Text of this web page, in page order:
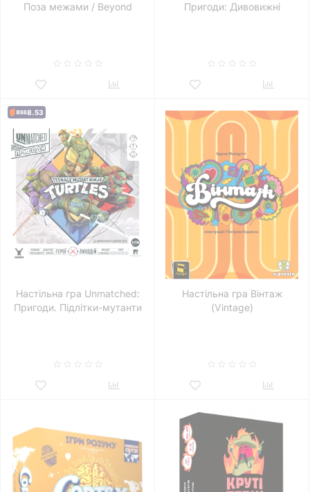
Поза межами / Beyond
Пригоди: Дивовижні
8.53
Настільна гра Unmatched:
Пригоди. Підлітки-мутанти
Настільна гра Вінтаж
(Vintage)